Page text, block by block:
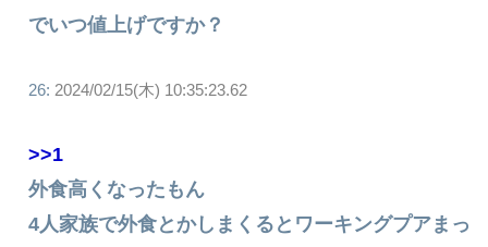
でいつ値上げですか？
26: 2024/02/15(木) 10:35:23.62
>>1
外食高くなったもん
4人家族で外食とかしまくるとワーキングプアまっ